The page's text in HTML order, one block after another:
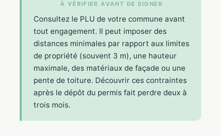
À VÉRIFIER AVANT DE SIGNER
Consultez le PLU de votre commune avant
tout engagement. Il peut imposer des
distances minimales par rapport aux limites
de propriété (souvent 3 m), une hauteur
maximale, des matériaux de façade ou une
pente de toiture. Découvrir ces contraintes
après le dépôt du permis fait perdre deux à
trois mois.